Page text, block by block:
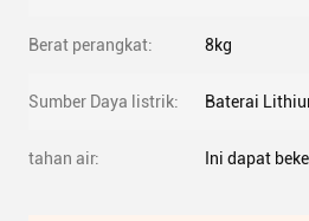
Berat perangkat: 8kg
Sumber Daya listrik: Baterai
tahan air: Ini dapat